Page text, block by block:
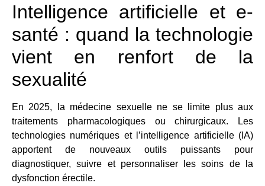
Intelligence artificielle et e-
santé : quand la technologie
vient en renfort de la
sexualité
En 2025, la médecine sexuelle ne se limite plus aux
traitements pharmacologiques ou chirurgicaux. Les
technologies numériques et l’intelligence artificielle (IA)
apportent de nouveaux outils puissants pour
diagnostiquer, suivre et personnaliser les soins de la
dysfonction érectile.